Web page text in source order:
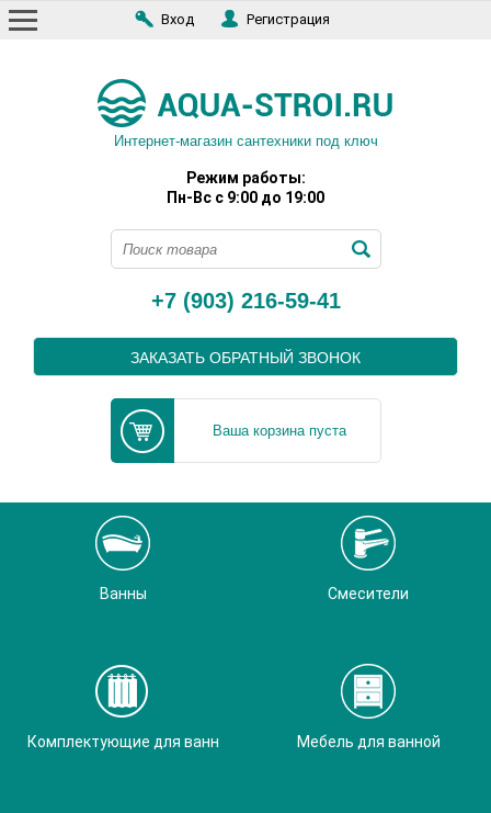
Вход Регистрация
Интернет-магазин сантехники под ключ
Режим работы:
Пн-Вс с 9:00 до 19:00
+7 (903) 216-59-41
ЗАКАЗАТЬ ОБРАТНЫЙ ЗВОНОК
Ваша корзина пуста
Ванны Смесители
Комплектующие для ванн Мебель для ванной